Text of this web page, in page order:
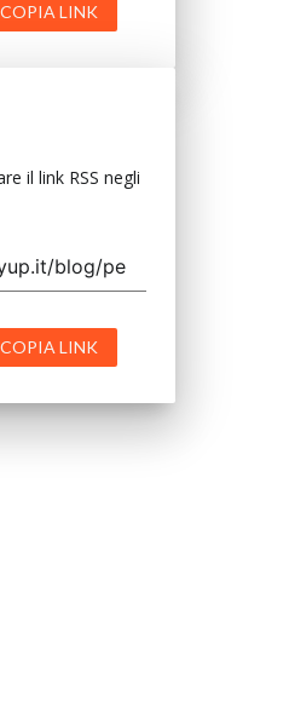
COPIA LINK
il link RSS negli
COPIA LINK